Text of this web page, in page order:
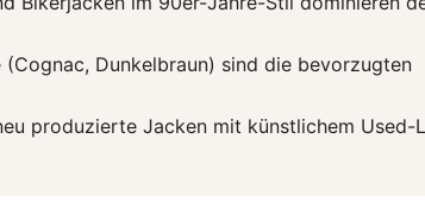
Dunkelbraun) sind die bevorzugten
produzierte Jacken mit künstlichem Used-